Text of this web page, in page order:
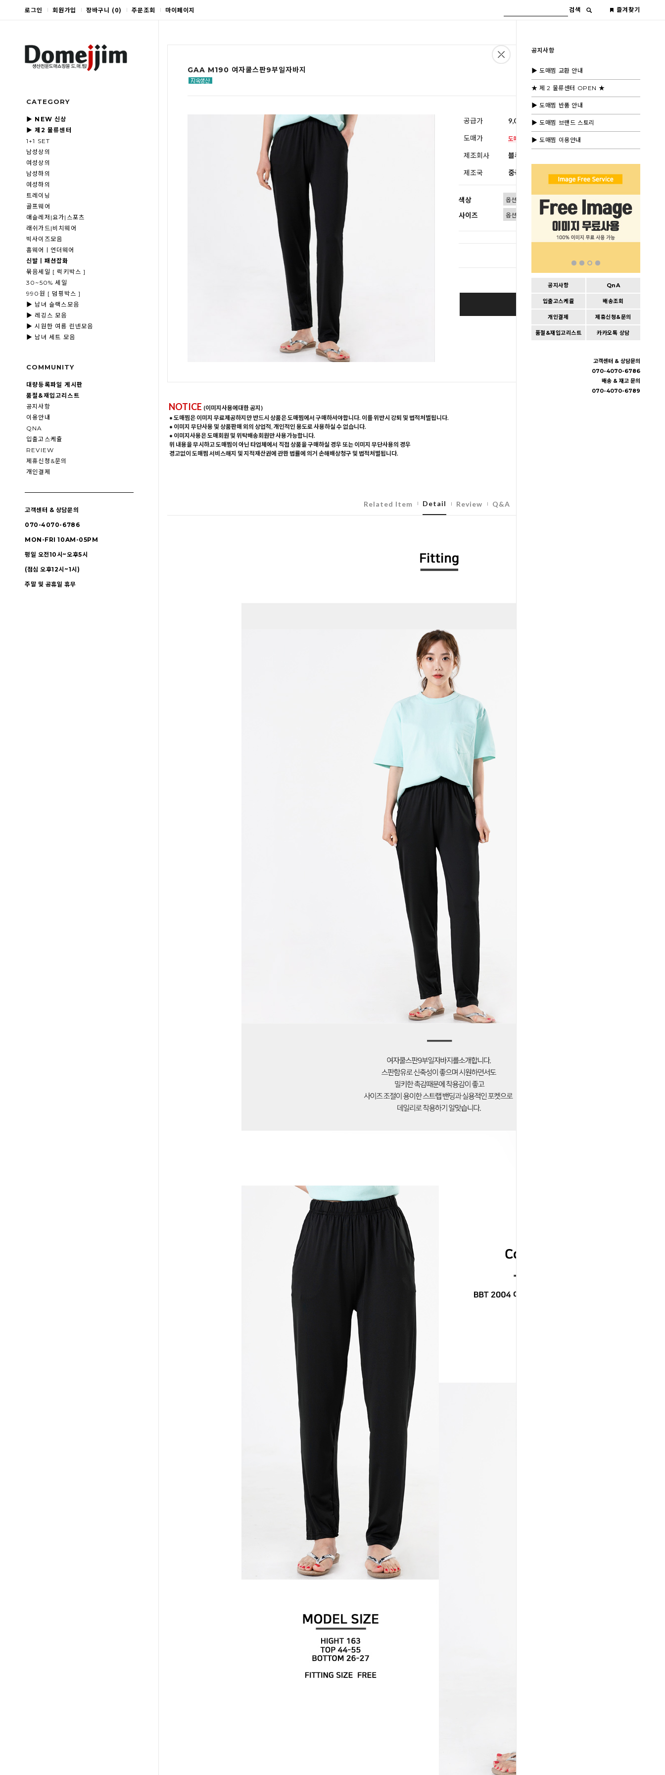
로그인 회원가입 장바구니 (0) 주문조회 마이페이지 검색 즐겨찾기
CATEGORY
▶ NEW 신상
▶ 제2 물류센터
1+1 SET
남성상의
여성상의
남성하의
여성하의
트레이닝
골프웨어
애슬레저|요가|스포츠
래쉬가드|비치웨어
빅사이즈모음
홈웨어ㅣ언더웨어
신발ㅣ패션잡화
묶음세일 [ 럭키박스 ]
30~50% 세일
990원 [ 덤핑박스 ]
▶ 남녀 슬랙스모음
▶ 레깅스 모음
▶ 시원한 여름 린넨모음
▶ 남녀 세트 모음
COMMUNITY
대량등록파일 게시판
품절&재입고리스트
공지사항
이용안내
QNA
입출고스케쥴
REVIEW
제휴신청&문의
개인결제
고객센터 & 상담문의
070-4070-6786
MON-FRI 10AM-05PM
평일 오전10시~오후5시
(점심 오후12시~1시)
주말 및 공휴일 휴무
공지사항
▶ 도매찜 교환 안내
★ 제 2 물류센터 OPEN ★
▶ 도매찜 반품 안내
▶ 도매찜 브랜드 스토리
▶ 도매찜 이용안내
공지사항 QnA
입출고스케쥴 배송조회
개인결제 제휴신청&문의
품절&재입고리스트 카카오톡 상담
고객센터 & 상담문의
070-4070-6786
배송 & 재고 문의
070-4070-6789
GAA M190 여자쿨스판9부일자바지
공급가 9,000원(부가세별도)
도매가
제조회사 블루모드제휴사
제조국 중국
색상
사이즈
BUY IT NOW
Cart | Wishlist
NOTICE (이미지사용에대한 공지)
• 도매찜은 이미지 무료제공하지만 반드시 상품은 도매찜에서 구매하셔야합니다. 이를 위반시 강퇴 및 법적처벌됩니다.
• 이미지 무단사용 및 상품판매 외의 상업적, 개인적인 용도로 사용하실 수 없습니다.
• 이미지사용은 도매회원 및 위탁배송회원만 사용가능합니다.
위 내용을 무시하고 도매찜이 아닌 타업체에서 직접 상품을 구매하실 경우 또는 이미지 무단사용의 경우
경고없이 도매찜 서비스해지 및 지적재산권에 관한 법률에 의거 손해배상청구 및 법적처벌됩니다.
Related Item Detail Review Q&A